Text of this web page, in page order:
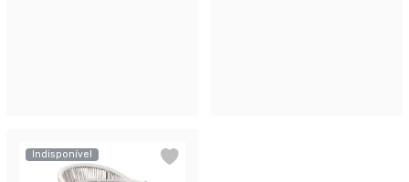
Indisponível